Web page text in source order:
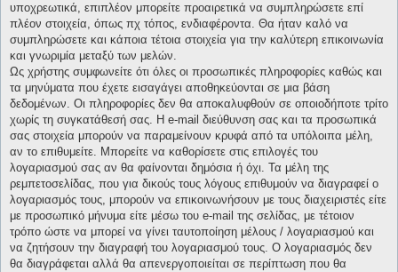
υποχρεωτικά, επιπλέον μπορείτε προαιρετικά να συμπληρώσετε επί
πλέον στοιχεία, όπως πχ τόπος, ενδιαφέροντα. Θα ήταν καλό να
συμπληρώσετε και κάποια τέτοια στοιχεία για την καλύτερη επικοινωνία
και γνωριμία μεταξύ των μελών.
Ως χρήστης συμφωνείτε ότι όλες οι προσωπικές πληροφορίες καθώς και
τα μηνύματα που έχετε εισαγάγει αποθηκεύονται σε μια βάση
δεδομένων. Οι πληροφορίες δεν θα αποκαλυφθούν σε οποιοδήποτε τρίτο
χωρίς τη συγκατάθεσή σας. Η e-mail διεύθυνση σας και τα προσωπικά
σας στοιχεία μπορούν να παραμείνουν κρυφά από τα υπόλοιπα μέλη,
αν το επιθυμείτε. Μπορείτε να καθορίσετε στις επιλογές του
λογαριασμού σας αν θα φαίνονται δημόσια ή όχι. Τα μέλη της
ρεμπετοσελίδας, που για δικούς τους λόγους επιθυμούν να διαγραφεί ο
λογαριασμός τους, μπορούν να επικοινωνήσουν με τους διαχειριστές είτε
με προσωπικό μήνυμα είτε μέσω του e-mail της σελίδας, με τέτοιον
τρόπο ώστε να μπορεί να γίνει ταυτοποίηση μέλους / λογαριασμού και
να ζητήσουν την διαγραφή του λογαριασμού τους. Ο λογαριασμός δεν
θα διαγράφεται αλλά θα απενεργοποιείται σε περίπτωση που θα